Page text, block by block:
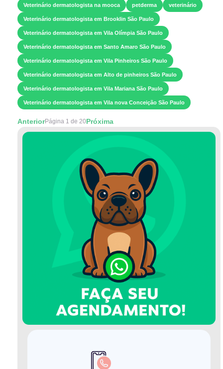
Veterinário dermatologista na mooca petderma veterinário
Veterinário dermatologista em Brooklin São Paulo
Veterinário dermatologista em Vila Olímpia São Paulo
Veterinário dermatologista em Santo Amaro São Paulo
Veterinário dermatologista em Vila Pinheiros São Paulo
Veterinário dermatologista em Alto de pinheiros São Paulo
Veterinário dermatologista em Vila Mariana São Paulo
Veterinário dermatologista em Vila nova Conceição São Paulo
AnteriorPágina 1 de 20Próxima